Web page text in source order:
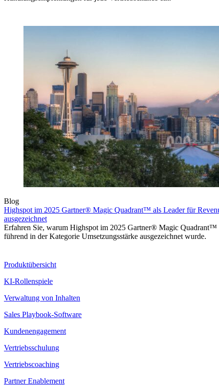
Blog
Highspot im 2025 Gartner® Magic Quadrant™ als Leader für
ausgezeichnet
Erfahren Sie, warum Highspot im 2025 Gartner® Magic Quadrant™
führend in der Kategorie Umsetzungsstärke ausgezeichnet wurde.
Produktübersicht
KI-Rollenspiele
Verwaltung von Inhalten
Sales Playbook-Software
Kundenengagement
Vertriebsschulung
Vertriebscoaching
Partner Enablement